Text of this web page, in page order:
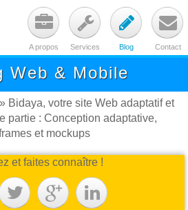

Contact

Blog

Services

A propos
Web & Mobile
Bidaya, votre site Web adaptatif et
partie : Conception adaptative,
et mockups
et faites connaître !
  